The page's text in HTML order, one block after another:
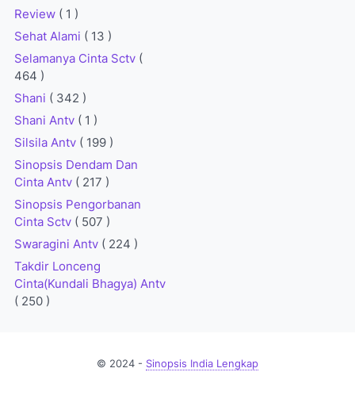
Review ( 1 )
Sehat Alami ( 13 )
Selamanya Cinta Sctv (
464 )
Shani ( 342 )
Shani Antv ( 1 )
Silsila Antv ( 199 )
Sinopsis Dendam Dan
Cinta Antv ( 217 )
Sinopsis Pengorbanan
Cinta Sctv ( 507 )
Swaragini Antv ( 224 )
Takdir Lonceng
Cinta(Kundali Bhagya) Antv
( 250 )
© 2024 - Sinopsis India Lengkap